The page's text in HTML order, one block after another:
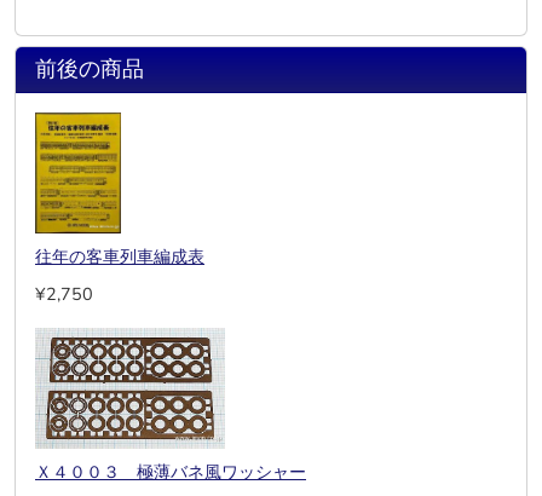
前後の商品
往年の客車列車編成表
¥2,750
Ｘ４００３ 極薄バネ風ワッシャー